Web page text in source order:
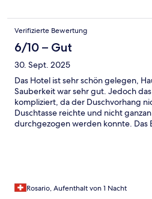
Verifizierte Bewertung
6/10 – Gut
30. Sept. 2025
Das Hotel ist sehr schön gelegen,
Sauberkeit war sehr gut. Jedoch
kompliziert, da der Duschvorhang
Duschtasse reichte und nicht
durchgezogen werden konnte. Das
Rosario, Aufenthalt von 1 Nacht